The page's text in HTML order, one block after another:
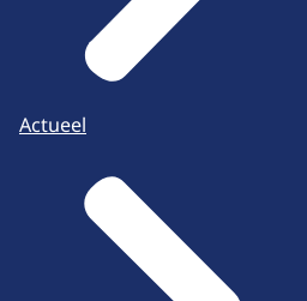
Actueel